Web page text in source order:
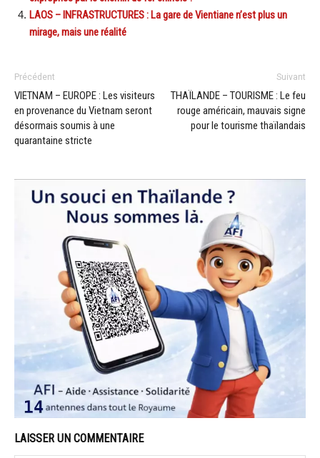
LAOS – INFRASTRUCTURES : La gare de Vientiane n’est plus un
mirage, mais une réalité
Précédent
VIETNAM – EUROPE : Les visiteurs
en provenance du Vietnam seront
désormais soumis à une
quarantaine stricte
Suivant
THAÏLANDE – TOURISME : Le feu
rouge américain, mauvais signe
pour le tourisme thaïlandais
LAISSER UN COMMENTAIRE